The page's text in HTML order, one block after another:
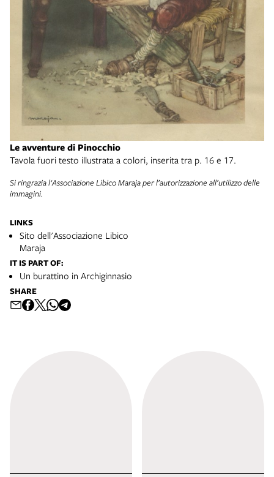
Le avventure di Pinocchio
Tavola fuori testo illustrata a colori, inserita tra p. 16 e 17.
Si ringrazia l‘Associazione Libico Maraja per l’autorizzazione all’utilizzo delle
immagini.
LINKS
Sito dell'Associazione Libico
Maraja
IT IS PART OF:
Un burattino in Archiginnasio
SHARE